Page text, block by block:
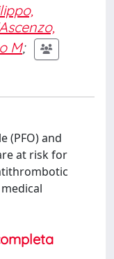
M;
(PFO) and
at risk for